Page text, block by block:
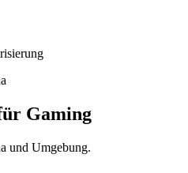
Gaming
und Umgebung.